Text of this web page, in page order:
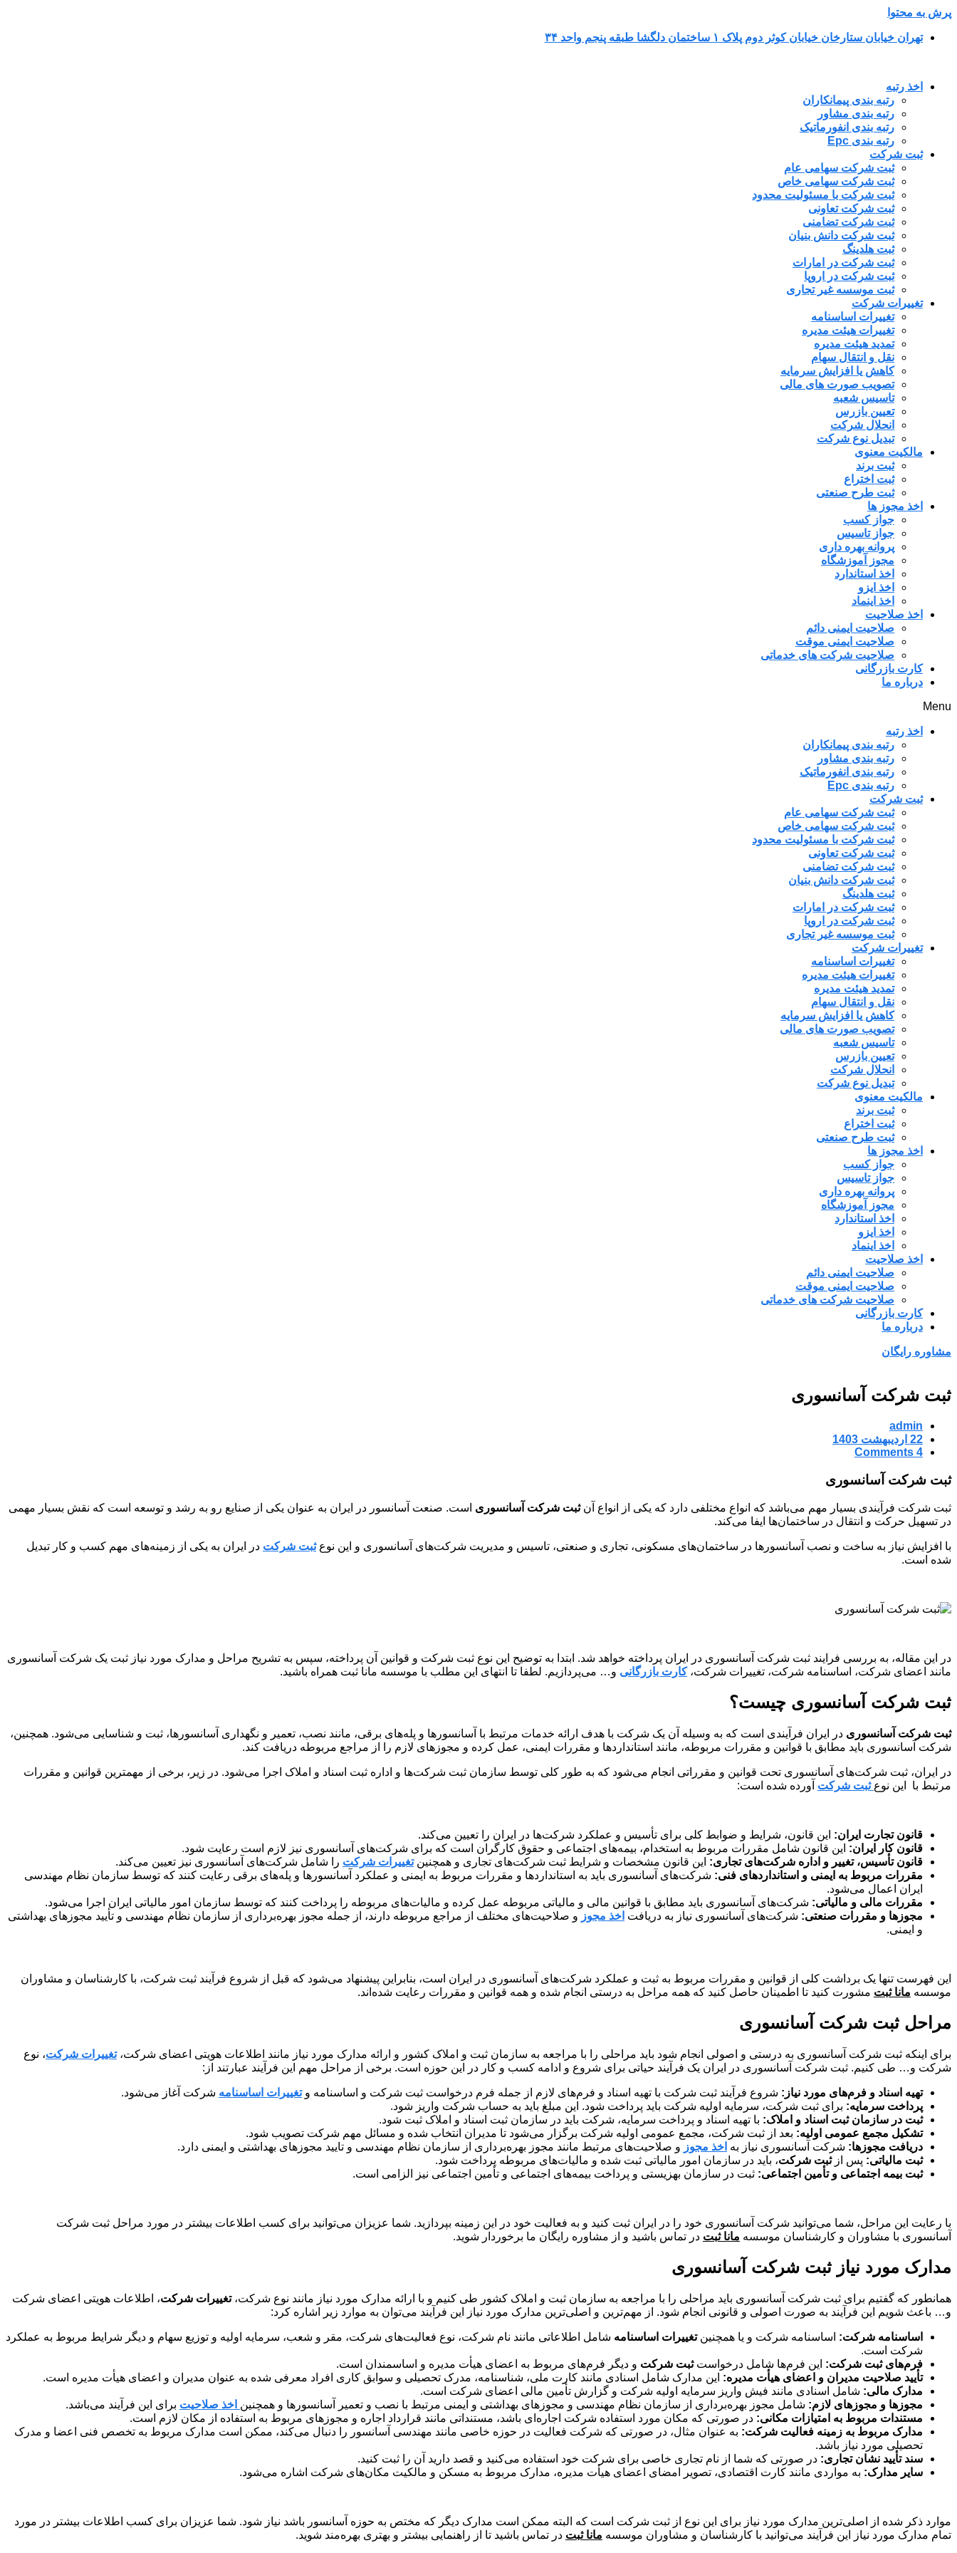
پرش به محتوا
تهران خیابان ستارخان خیابان کوثر دوم پلاک ۱ ساختمان دلگشا طبقه پنجم واحد ۳۴
اخذ رتبه
رتبه بندی پیمانکاران
رتبه بندی مشاور
رتبه بندی انفورماتیک
رتبه بندی Epc
ثبت شرکت
ثبت شرکت سهامی عام
ثبت شرکت سهامی خاص
ثبت شرکت با مسئولیت محدود
ثبت شرکت تعاونی
ثبت شرکت تضامنی
ثبت شرکت دانش بنیان
ثبت هلدینگ
ثبت شرکت در امارات
ثبت شرکت در اروپا
ثبت موسسه غیر تجاری
تغییرات شرکت
تغییرات اساسنامه
تغییرات هیئت مدیره
تمدید هیئت مدیره
نقل و انتقال سهام
کاهش یا افزایش سرمایه
تصویب صورت های مالی
تاسیس شعبه
تعیین بازرس
انحلال شرکت
تبدیل نوع شرکت
مالکیت معنوی
ثبت برند
ثبت اختراع
ثبت طرح صنعتی
اخذ مجوز ها
جواز کسب
جواز تاسیس
پروانه بهره داری
مجوز آموزشگاه
اخذ استاندارد
اخذ ایزو
اخذ اینماد
اخذ صلاحیت
صلاحیت ایمنی دائم
صلاحیت ایمنی موقت
صلاحیت شرکت های خدماتی
کارت بازرگانی
درباره ما
Menu
اخذ رتبه
رتبه بندی پیمانکاران
رتبه بندی مشاور
رتبه بندی انفورماتیک
رتبه بندی Epc
ثبت شرکت
ثبت شرکت سهامی عام
ثبت شرکت سهامی خاص
ثبت شرکت با مسئولیت محدود
ثبت شرکت تعاونی
ثبت شرکت تضامنی
ثبت شرکت دانش بنیان
ثبت هلدینگ
ثبت شرکت در امارات
ثبت شرکت در اروپا
ثبت موسسه غیر تجاری
تغییرات شرکت
تغییرات اساسنامه
تغییرات هیئت مدیره
تمدید هیئت مدیره
نقل و انتقال سهام
کاهش یا افزایش سرمایه
تصویب صورت های مالی
تاسیس شعبه
تعیین بازرس
انحلال شرکت
تبدیل نوع شرکت
مالکیت معنوی
ثبت برند
ثبت اختراع
ثبت طرح صنعتی
اخذ مجوز ها
جواز کسب
جواز تاسیس
پروانه بهره داری
مجوز آموزشگاه
اخذ استاندارد
اخذ ایزو
اخذ اینماد
اخذ صلاحیت
صلاحیت ایمنی دائم
صلاحیت ایمنی موقت
صلاحیت شرکت های خدماتی
کارت بازرگانی
درباره ما
مشاوره رایگان
ثبت شرکت آسانسوری
admin
22 اردیبهشت 1403
4 Comments
ثبت شرکت آسانسوری
ثبت شرکت فرآیندی بسیار مهم می‌باشد که انواع مختلفی دارد که یکی از انواع آنثبت شرکت آسانسوری است. صنعت آسانسور در ایران به عنوان یکی از صنایع رو به رشد و توسعه است که نقش بسیار مهمی
در تسهیل حرکت و انتقال در ساختمان‌ها ایفا می‌کند.
با افزایش نیاز به ساخت و نصب آسانسورها در ساختمان‌های مسکونی، تجاری و صنعتی، تاسیس و مدیریت شرکت‌های آسانسوری و این نوعثبت شرکت در ایران به یکی از زمینه‌های مهم کسب و کار تبدیل
شده است.
در این مقاله، به بررسی فرایند ثبت شرکت آسانسوری در ایران پرداخته خواهد شد. ابتدا به توضیح این نوع ثبت شرکت و قوانین آن پرداخته، سپس به تشریح مراحل و مدارک مورد نیاز ثبت یک شرکت آسانسوری
مانند اعضای شرکت، اساسنامه شرکت، تغییرات شرکت،کارت بازرگانی و… می‌پردازیم. لطفا تا انتهای این مطلب با موسسه مانا ثبت همراه باشید.
ثبت شرکت آسانسوری چیست؟
ثبت شرکت آسانسوری در ایران فرآیندی است که به وسیله آن یک شرکت با هدف ارائه خدمات مرتبط با آسانسورها و پله‌های برقی، مانند نصب، تعمیر و نگهداری آسانسورها، ثبت و شناسایی می‌شود. همچنین،
شرکت آسانسوری باید مطابق با قوانین و مقررات مربوطه، مانند استانداردها و مقررات ایمنی، عمل کرده و مجوزهای لازم را از مراجع مربوطه دریافت کند.
در ایران، ثبت شرکت‌های آسانسوری تحت قوانین و مقرراتی انجام می‌شود که به طور کلی توسط سازمان ثبت شرکت‌ها و اداره ثبت اسناد و املاک اجرا می‌شود. در زیر، برخی از مهمترین قوانین و مقررات
مرتبط با این نوع ثبت شرکت آورده شده است:
قانون تجارت ایران: این قانون، شرایط و ضوابط کلی برای تأسیس و عملکرد شرکت‌ها در ایران را تعیین می‌کند.
قانون کار ایران: این قانون شامل مقررات مربوط به استخدام، بیمه‌های اجتماعی و حقوق کارگران است که برای شرکت‌های آسانسوری نیز لازم است رعایت شود.
قانون تأسیس، تغییر و اداره شرکت‌های تجاری: این قانون مشخصات و شرایط ثبت شرکت‌های تجاری و همچنینتغییرات شرکت را شامل شرکت‌های آسانسوری نیز تعیین می‌کند.
مقررات مربوط به ایمنی و استانداردهای فنی: شرکت‌های آسانسوری باید به استانداردها و مقررات مربوط به ایمنی و عملکرد آسانسورها و پله‌های برقی رعایت کنند که توسط سازمان نظام مهندسی
ایران اعمال می‌شود.
مقررات مالی و مالیاتی: شرکت‌های آسانسوری باید مطابق با قوانین مالی و مالیاتی مربوطه عمل کرده و مالیات‌های مربوطه را پرداخت کنند که توسط سازمان امور مالیاتی ایران اجرا می‌شود.
مجوزها و مقررات صنعتی: شرکت‌های آسانسوری نیاز به دریافت اخذ مجوز و صلاحیت‌های مختلف از مراجع مربوطه دارند، از جمله مجوز بهره‌برداری از سازمان نظام مهندسی و تأیید مجوزهای بهداشتی
و ایمنی.
این فهرست تنها یک برداشت کلی از قوانین و مقررات مربوط به ثبت و عملکرد شرکت‌های آسانسوری در ایران است، بنابراین پیشنهاد می‌شود که قبل از شروع فرآیند ثبت شرکت، با کارشناسان و مشاوران
موسسه مانا ثبت مشورت کنید تا اطمینان حاصل کنید که همه مراحل به درستی انجام شده و همه قوانین و مقررات رعایت شده‌اند.
مراحل ثبت شرکت آسانسوری
برای اینکه ثبت شرکت آسانسوری به درستی و اصولی انجام شود باید مراحلی را با مراجعه به سازمان ثبت و املاک کشور و ارائه مدارک مورد نیاز مانند اطلاعات هویتی اعضای شرکت،تغییرات شرکت، نوع
شرکت و… طی کنیم. ثبت شرکت آسانسوری در ایران یک فرآیند حیاتی برای شروع و ادامه کسب و کار در این حوزه است. برخی از مراحل مهم این فرآیند عبارتند از:
تهیه اسناد و فرم‌های مورد نیاز: شروع فرآیند ثبت شرکت با تهیه اسناد و فرم‌های لازم از جمله فرم درخواست ثبت شرکت و اساسنامه وتغییرات اساسنامه شرکت آغاز می‌شود.
پرداخت سرمایه: برای ثبت شرکت، سرمایه اولیه شرکت باید پرداخت شود. این مبلغ باید به حساب شرکت واریز شود.
ثبت در سازمان ثبت اسناد و املاک: با تهیه اسناد و پرداخت سرمایه، شرکت باید در سازمان ثبت اسناد و املاک ثبت شود.
تشکیل مجمع عمومی اولیه: بعد از ثبت شرکت، مجمع عمومی اولیه شرکت برگزار می‌شود تا مدیران انتخاب شده و مسائل مهم شرکت تصویب شود.
دریافت مجوزها: شرکت آسانسوری نیاز به اخذ مجوز و صلاحیت‌های مرتبط مانند مجوز بهره‌برداری از سازمان نظام مهندسی و تایید مجوزهای بهداشتی و ایمنی دارد.
ثبت مالیاتی: پس ازثبت شرکت، باید در سازمان امور مالیاتی ثبت شده و مالیات‌های مربوطه پرداخت شود.
ثبت بیمه اجتماعی و تأمین اجتماعی: ثبت در سازمان بهزیستی و پرداخت بیمه‌های اجتماعی و تأمین اجتماعی نیز الزامی است.
با رعایت این مراحل، شما می‌توانید شرکت آسانسوری خود را در ایران ثبت کنید و به فعالیت خود در این زمینه بپردازید. شما عزیزان می‌توانید برای کسب اطلاعات بیشتر در مورد مراحل ثبت شرکت
آسانسوری با مشاوران و کارشناسان موسسه مانا ثبت در تماس باشید و از مشاوره رایگان ما برخوردار شوید.
مدارک مورد نیاز ثبت شرکت آسانسوری
همانطور که گفتیم برای ثبت شرکت آسانسوری باید مراحلی را با مراجعه به سازمان ثبت و املاک کشور طی کنیم و با ارائه مدارک مورد نیاز مانند نوع شرکت،تغییرات شرکت، اطلاعات هویتی اعضای شرکت
و… باعث شویم این فرآیند به صورت اصولی و قانونی انجام شود. از مهم‌ترین و اصلی‌ترین مدارک مورد نیاز این فرآیند می‌توان به موارد زیر اشاره کرد:
اساسنامه شرکت: اساسنامه شرکت و یا همچنینتغییرات اساسنامه شامل اطلاعاتی مانند نام شرکت، نوع فعالیت‌های شرکت، مقر و شعب، سرمایه اولیه و توزیع سهام و دیگر شرایط مربوط به عملکرد
شرکت است.
فرم‌های ثبت شرکت: این فرم‌ها شامل درخواستثبت شرکت و دیگر فرم‌های مربوط به اعضای هیأت مدیره و اساسمندان است.
تأیید صلاحیت مدیران و اعضای هیأت مدیره: این مدارک شامل اسنادی مانند کارت ملی، شناسنامه، مدرک تحصیلی و سوابق کاری افراد معرفی شده به عنوان مدیران و اعضای هیأت مدیره است.
مدارک مالی: شامل اسنادی مانند فیش واریز سرمایه اولیه شرکت و گزارش تأمین مالی اعضای شرکت است.
مجوزها و مجوزهای لازم: شامل مجوز بهره‌برداری از سازمان نظام مهندسی و مجوزهای بهداشتی و ایمنی مرتبط با نصب و تعمیر آسانسورها و همچنین اخذ صلاحیت برای این فرآیند می‌باشد.
مستندات مربوط به امتیازات مکانی: در صورتی که مکان مورد استفاده شرکت اجاره‌ای باشد، مستنداتی مانند قرارداد اجاره و مجوزهای مربوط به استفاده از مکان لازم است.
مدارک مربوط به زمینه فعالیت شرکت: به عنوان مثال، در صورتی که شرکت فعالیت در حوزه خاصی مانند مهندسی آسانسور را دنبال می‌کند، ممکن است مدارک مربوط به تخصص فنی اعضا و مدرک
تحصیلی مورد نیاز باشد.
سند تأیید نشان تجاری: در صورتی که شما از نام تجاری خاصی برای شرکت خود استفاده می‌کنید و قصد دارید آن را ثبت کنید.
سایر مدارک: به مواردی مانند کارت اقتصادی، تصویر امضای اعضای هیأت مدیره، مدارک مربوط به مسکن و مالکیت مکان‌های شرکت اشاره می‌شود.
موارد ذکر شده از اصلی‌ترین مدارک مورد نیاز برای این نوع از ثبت شرکت است که البته ممکن است مدارک دیگر که مختص به حوزه آسانسور باشد نیاز شود. شما عزیزان برای کسب اطلاعات بیشتر در مورد
تمام مدارک مورد نیاز این فرآیند می‌توانید با کارشناسان و مشاوران موسسه مانا ثبت در تماس باشید تا از راهنمایی بیشتر و بهتری بهره‌مند شوید.